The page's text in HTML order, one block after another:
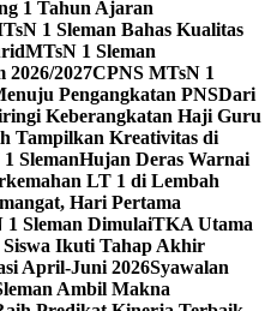
1 Tahun Ajaran
1 Sleman Bahas Kualitas
MTsN 1 Sleman
2027CPNS MTsN 1
Pengangkatan PNSDari
Keberangkatan Haji Guru
Tampilkan Kreativitas di
SlemanHujan Deras Warnai
LT 1 di Lembah
Hari Pertama
1 Sleman DimulaiTKA Utama
Siswa Ikuti Tahap Akhir
April-Juni 2026Syawalan
Ambil Makna